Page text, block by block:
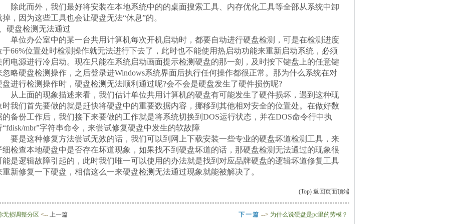
此而外，我们最好将安装在本地系统中的的桌面搜索工具、内存优化工具等全部从系统中卸
掉，因为这些工具也会让硬盘无法“休息”的。
硬盘检测无法通过
位办公室中的某一台共用计算机每次开机启动时，都要自动进行硬盘检测，可是在检测进度
于66%位置处时检测操作就无法进行下去了，此时也不能使用热启动功能来重新启动系统，必须
闭电源进行冷启动。现在只能在系统启动画面提示检测硬盘的那一刻，及时按下键盘上的任意键
忽略硬盘检测操作，之后登录进Windows系统界面后执行任何操作都很正常。那为什么系统在对
盘进行检测操作时，硬盘检测无法顺利通过呢?会不会是硬盘发生了硬件损伤呢?
上面的现象描述来看，我们估计单位共用计算机的硬盘有可能发生了硬件损坏，遇到这种现
时我们首先要做的就是赶快将硬盘中的重要数据内容，挪移到其他相对安全的位置处。在做好数
的备份工作后，我们接下来要做的工作就是将系统切换到DOS运行状态，并在DOS命令行中执
“fdisk/mbr”字符串命令，来尝试修复硬盘中发生的软故障
是这种修复方法尝试无效的话，我们可以到网上下载安装一些专业的硬盘坏道检测工具，来
细检查本地硬盘中是否存在坏道现象，如果找不到硬盘坏道的话，那硬盘检测无法通过的现象很
能是逻辑故障引起的，此时我们唯一可以使用的办法就是找到对应品牌硬盘的逻辑坏道修复工具
重新修复一下硬盘，相信这么一来硬盘检测无法通过现象就能被解决了。
(Top) 返回页面顶端
下一篇 --> 为什么说硬盘是pc里的劳模？
无损调整分区 <-- 上一篇